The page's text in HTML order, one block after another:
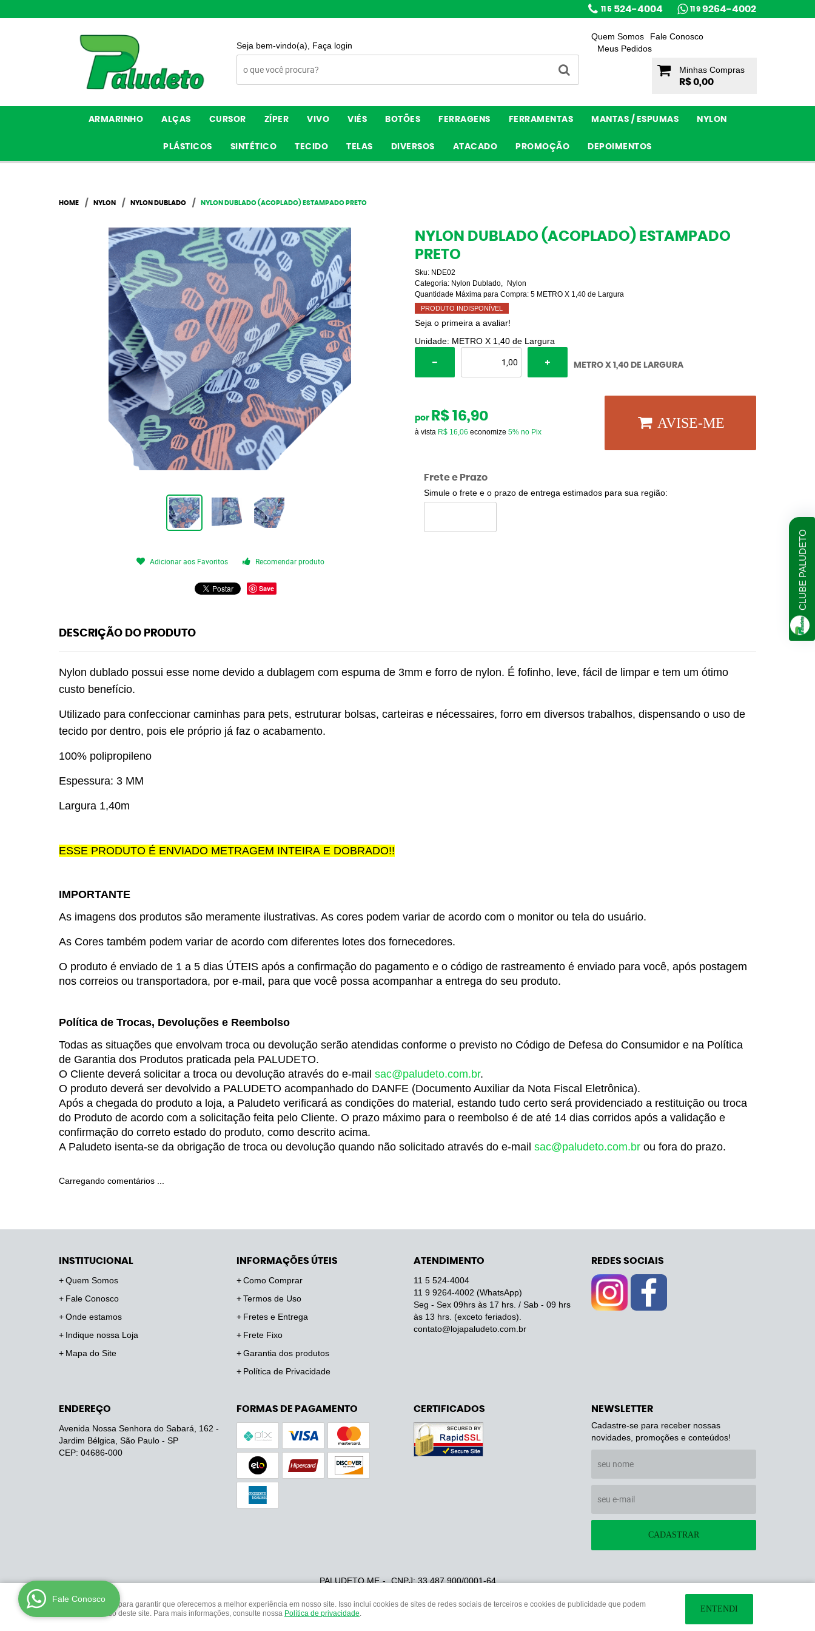
11 5 524-4004 11 9 9264-4002
Seja bem-vindo(a), Faça login
Quem Somos
Fale Conosco
Meus Pedidos
Minhas Compras
R$ 0,00
ARMARINHO ALÇAS CURSOR ZÍPER VIVO VIÉS BOTÕES FERRAGENS FERRAMENTAS MANTAS / ESPUMAS NYLON
PLÁSTICOS SINTÉTICO TECIDO TELAS DIVERSOS ATACADO PROMOÇÃO DEPOIMENTOS
HOME NYLON NYLON DUBLADO NYLON DUBLADO (ACOPLADO) ESTAMPADO PRETO
Adicionar aos Favoritos Recomendar produto
Save
NYLON DUBLADO (ACOPLADO) ESTAMPADO
PRETO
Sku: NDE02
Categoria: Nylon Dublado
Nylon
Quantidade Máxima para Compra: 5 METRO X 1,40 de Largura
PRODUTO INDISPONÍVEL
Seja o primeira a avaliar!
Unidade: METRO X 1,40 de Largura
METRO X 1,40 DE LARGURA
por R$ 16,90
à vista R$ 16,06 economize 5% no Pix
AVISE-ME
Frete e Prazo
Simule o frete e o prazo de entrega estimados para sua região:
DESCRIÇÃO DO PRODUTO
Nylon dublado possui esse nome devido a dublagem com espuma de 3mm e forro de nylon. É fofinho, leve, fácil de limpar e tem um ótimo
custo benefício.
Utilizado para confeccionar caminhas para pets, estruturar bolsas, carteiras e nécessaires, forro em diversos trabalhos, dispensando o uso de
tecido por dentro, pois ele próprio já faz o acabamento.
100% polipropileno
Espessura: 3 MM
Largura 1,40m
ESSE PRODUTO É ENVIADO METRAGEM INTEIRA E DOBRADO!!
IMPORTANTE
As imagens dos produtos são meramente ilustrativas. As cores podem variar de acordo com o monitor ou tela do usuário.
As Cores também podem variar de acordo com diferentes lotes dos fornecedores.
O produto é enviado de 1 a 5 dias ÚTEIS após a confirmação do pagamento e o código de rastreamento é enviado para você, após postagem
nos correios ou transportadora, por e-mail, para que você possa acompanhar a entrega do seu produto.
Política de Trocas, Devoluções e Reembolso
Todas as situações que envolvam troca ou devolução serão atendidas conforme o previsto no Código de Defesa do Consumidor e na Política
de Garantia dos Produtos praticada pela PALUDETO.
O Cliente deverá solicitar a troca ou devolução através do e-mail sac@paludeto.com.br.
O produto deverá ser devolvido a PALUDETO acompanhado do DANFE (Documento Auxiliar da Nota Fiscal Eletrônica).
Após a chegada do produto a loja, a Paludeto verificará as condições do material, estando tudo certo será providenciado a restituição ou troca
do Produto de acordo com a solicitação feita pelo Cliente. O prazo máximo para o reembolso é de até 14 dias corridos após a validação e
confirmação do correto estado do produto, como descrito acima.
A Paludeto isenta-se da obrigação de troca ou devolução quando não solicitado através do e-mail sac@paludeto.com.br ou fora do prazo.
Carregando comentários ...
INSTITUCIONAL
Quem Somos
Fale Conosco
Onde estamos
Indique nossa Loja
Mapa do Site
INFORMAÇÕES ÚTEIS
Como Comprar
Termos de Uso
Fretes e Entrega
Frete Fixo
Garantia dos produtos
Política de Privacidade
ATENDIMENTO
11 5 524-4004
11 9 9264-4002 (WhatsApp)
Seg - Sex 09hrs às 17 hrs. / Sab - 09 hrs
às 13 hrs. (exceto feriados).
contato@lojapaludeto.com.br
REDES SOCIAIS
ENDEREÇO
Avenida Nossa Senhora do Sabará, 162 -
Jardim Bélgica, São Paulo - SP
CEP: 04686-000
FORMAS DE PAGAMENTO CERTIFICADOS
NEWSLETTER
Cadastre-se para receber nossas
novidades, promoções e conteúdos!
CADASTRAR
PALUDETO ME CNPJ: 33.487.900/0001-64
LOJA VIRTUAL CRIADA POR
Usamos cookies para garantir que oferecemos a melhor experiência em nosso site. Isso inclui cookies de sites de redes sociais de terceiros e cookies de publicidade que podem
analisar seu uso deste site. Para mais informações, consulte nossa Política de privacidade. ENTENDI
Fale Conosco
CLUBE PALUDETO